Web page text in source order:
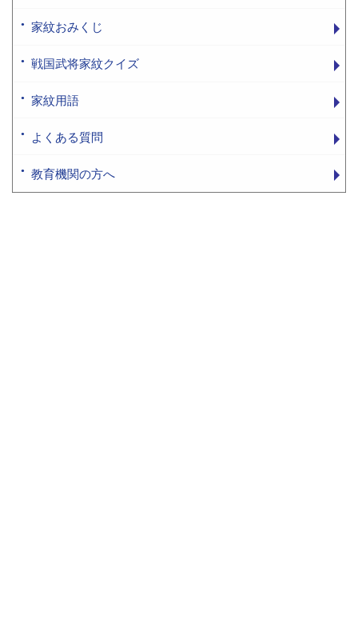
家紋おみくじ
戦国武将家紋クイズ
家紋用語
よくある質問
教育機関の方へ